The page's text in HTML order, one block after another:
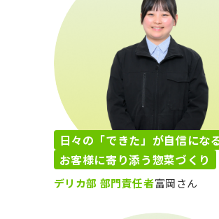
日々の「できた」が自信になる
お客様に寄り添う惣菜づくり
デリカ部 部門責任者富岡さん